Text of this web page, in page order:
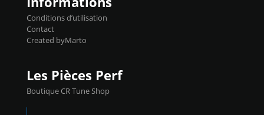
Conditions d’utilisation
Contact
Created byMarto
Les Pièces Perf
Boutique CR Tune Shop